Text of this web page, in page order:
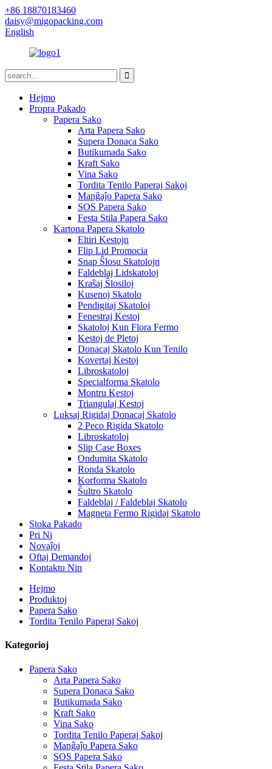
+86 18870183460
daisy@migopacking.com
English
Hejmo
Propra Pakado
Papera Sako
Arta Papera Sako
Supera Donaca Sako
Butikumada Sako
Kraft Sako
Vina Sako
Tordita Tenilo Paperaj Sakoj
Manĝaĵo Papera Sako
SOS Papera Sako
Festa Stila Papera Sako
Kartona Papera Skatolo
Eltiri Kestojn
Flip Lid Promocia
Snap Ŝlosu Skatolojn
Faldeblaj Lidskatoloj
Kraŝaj Ŝlosiloj
Kusenoj Skatolo
Pendigitaj Skatoloj
Fenestraj Kestoj
Skatoloj Kun Flora Fermo
Kestoj de Pletoj
Donacaj Skatolo Kun Tenilo
Kovertaj Kestoj
Libroskatoloj
Specialforma Skatolo
Montru Kestoj
Triangulaj Kestoj
Luksaj Rigidaj Donacaj Skatolo
2 Peco Rigida Skatolo
Libroskatoloj
Slip Case Boxes
Ondumita Skatolo
Ronda Skatolo
Korforma Skatolo
Ŝultro Skatolo
Faldeblaj / Faldeblaj Skatolo
Magneta Fermo Rigidaj Skatolo
Stoka Pakado
Pri Ni
Novaĵoj
Oftaj Demandoj
Kontaktu Nin
Hejmo
Produktoj
Papera Sako
Tordita Tenilo Paperaj Sakoj
Kategorioj
Papera Sako
Arta Papera Sako
Supera Donaca Sako
Butikumada Sako
Kraft Sako
Vina Sako
Tordita Tenilo Paperaj Sakoj
Manĝaĵo Papera Sako
SOS Papera Sako